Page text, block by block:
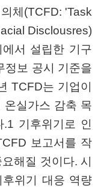
체(TCFD: 'Task
Disclousres)
서 설립한 기구
정보 공시 기준을
TCFD는 기업이
온실가스 감축 목
기후위기로 인
보고서를 작
해질 것이다. 시
위기 대응 역량